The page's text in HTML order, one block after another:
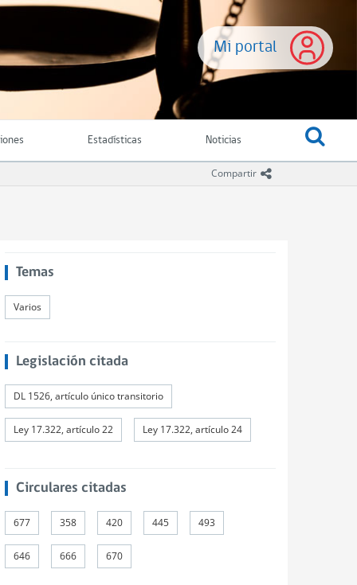
Mi portal
Estadísticas Noticias
Compartir icono compartir
Temas
Varios
Legislación citada
DL 1526, artículo único transitorio
Ley 17.322, artículo 22 Ley 17.322, artículo 24
Circulares citadas
677 358 420 445 493
646 666 670